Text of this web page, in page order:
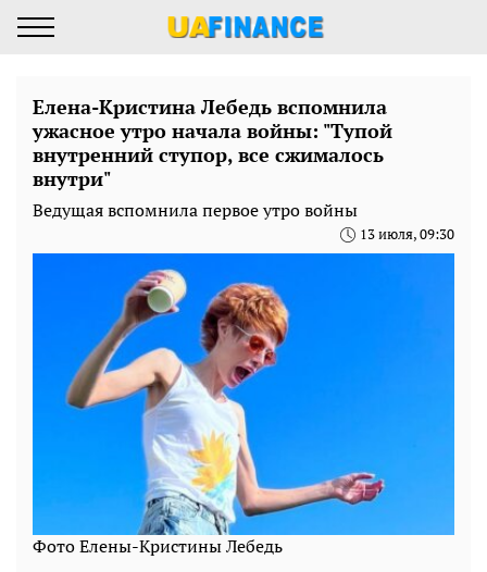
Елена-Кристина Лебедь вспомнила
ужасное утро начала войны: "Тупой
внутренний ступор, все сжималось
внутри"
Ведущая вспомнила первое утро войны
13 июля, 09:30
Фото Елены-Кристины Лебедь